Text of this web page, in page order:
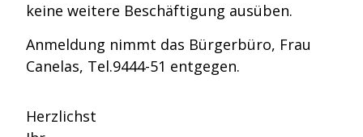
keine weitere Beschäftigung ausüben.
Anmeldung nimmt das Bürgerbüro, Frau
Canelas, Tel.9444-51 entgegen.
Herzlichst